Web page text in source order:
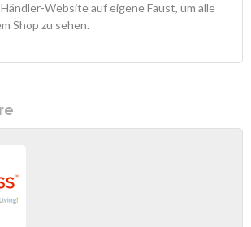
Website auf eigene Faust, um alle
Shop zu sehen.